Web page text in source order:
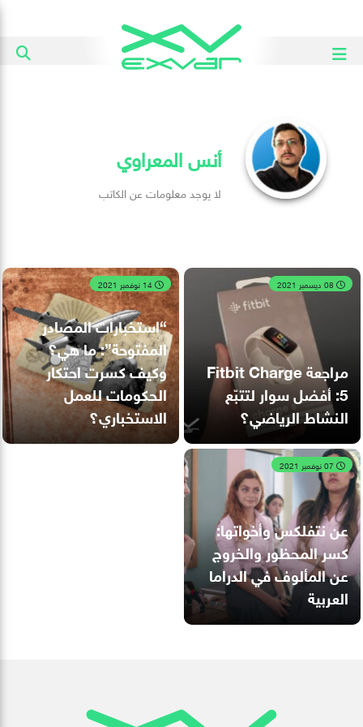
أنس المعراوي
لا يوجد معلومات عن الكاتب
مراجعة Fitbit Charge
5: أفضل سوار لتتبّع
النشاط الرياضي؟
“استخبارات المصادر
المفتوحة”: ما هي؟
وكيف كسرت احتكار
الحكومات للعمل
الاستخباري؟
عن نتفلكس وأخواتها:
كسر المحظور والخروج
عن المألوف في الدراما
العربية